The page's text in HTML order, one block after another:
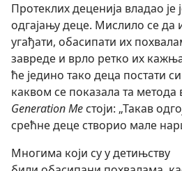
Протеклих деценија владао је
одгајању деце. Мислило се да
угађати, обасипати их
завреде и врло ретко их
ће једино тако деца постати
каквом се показала та
Generation Meстоји: „Такав
срећне деце створио мале
Многима који су у детињству